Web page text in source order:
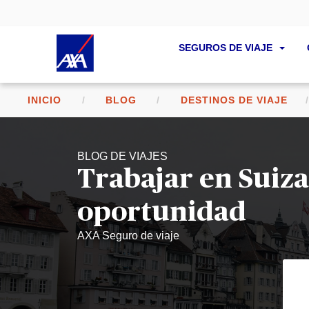
SEGUROS DE VIAJE
INICIO BLOG DESTINOS DE VIAJE
BLOG DE VIAJES
Trabajar en
oportunidad
AXA Seguro de viaje